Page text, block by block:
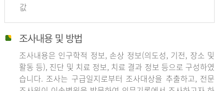
값
조사내용 및 방법
조사내용은 인구학적 정보, 손상 정보(의도성, 기전, 장소 및
활동 등), 진단 및 치료 정보, 치료 결과 정보 등으로 구성하였
습니다. 조사는 구급일지로부터 조사대상을 추출하고, 전문